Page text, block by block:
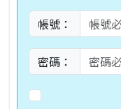
帳號：
密碼：